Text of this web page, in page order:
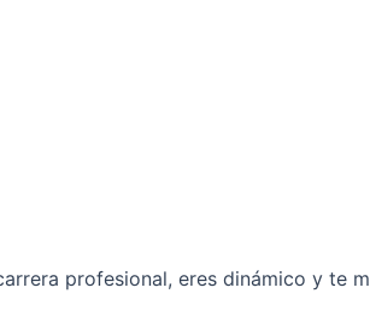
profesional, eres dinámico y te